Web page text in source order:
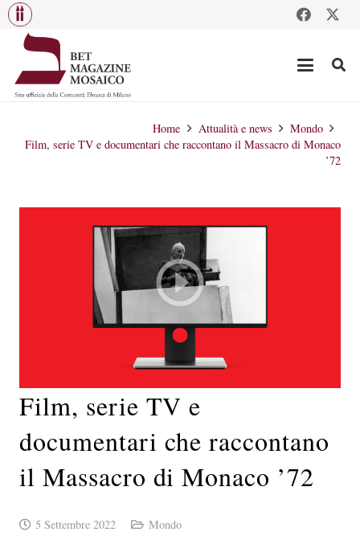
Home Attualità e news
Mondo
Film, serie TV e documentari che raccontano il Massacro di Monaco
’72
Film, serie TV e
documentari che raccontano
il Massacro di Monaco ’72
5 Settembre 2022 Mondo